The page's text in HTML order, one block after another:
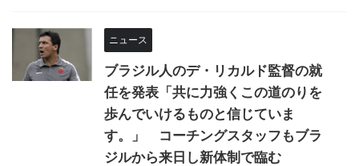
ニュース
ブラジル人のデ・リカルド監督の就
任を発表「共に力強くこの道のりを
歩んでいけるものと信じていま
す。」 コーチングスタッフもブラ
ジルから来日し新体制で臨む